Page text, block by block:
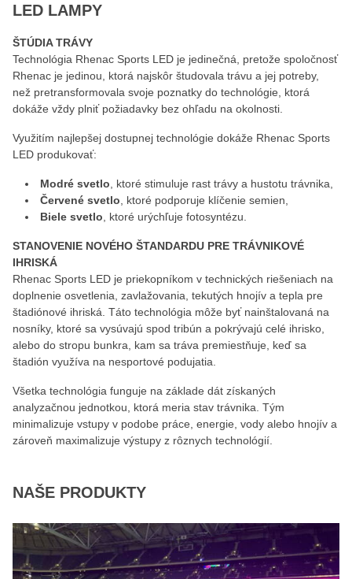
LED LAMPY
ŠTÚDIA TRÁVY
Technológia Rhenac Sports LED je jedinečná, pretože spoločnosť
Rhenac je jedinou, ktorá najskôr študovala trávu a jej potreby,
než pretransformovala svoje poznatky do technológie, ktorá
dokáže vždy plniť požiadavky bez ohľadu na okolnosti.
Využitím najlepšej dostupnej technológie dokáže Rhenac Sports
LED produkovať:
Modré svetlo , ktoré stimuluje rast trávy a hustotu trávnika,
Červené svetlo , ktoré podporuje klíčenie semien,
Biele svetlo , ktoré urýchľuje fotosyntézu.
STANOVENIE NOVÉHO ŠTANDARDU PRE TRÁVNIKOVÉ
IHRISKÁ
Rhenac Sports LED je priekopníkom v technických riešeniach na
doplnenie osvetlenia, zavlažovania, tekutých hnojív a tepla pre
štadiónové ihriská. Táto technológia môže byť nainštalovaná na
nosníky, ktoré sa vysúvajú spod tribún a pokrývajú celé ihrisko,
alebo do stropu bunkra, kam sa tráva premiestňuje, keď sa
štadión využíva na nesportové podujatia.
Všetka technológia funguje na základe dát získaných
analyzačnou jednotkou, ktorá meria stav trávnika. Tým
minimalizuje vstupy v podobe práce, energie, vody alebo hnojív a
zároveň maximalizuje výstupy z rôznych technológií.
NAŠE PRODUKTY